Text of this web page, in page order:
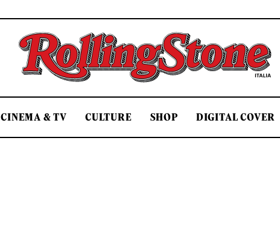
Rolling Stone Italia
CINEMA & TV CULTURE SHOP DIGITAL COVER